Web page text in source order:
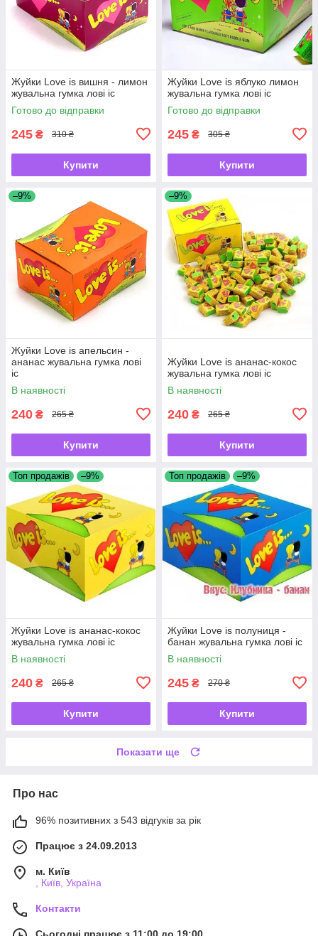
Жуйки Love is вишня - лимон
жувальна гумка лові іс
Готово до відправки
245 ₴ 310 ₴
Купити
Жуйки Love is яблуко лимон
жувальна гумка лові іс
Готово до відправки
245 ₴ 305 ₴
Купити
–9%
Жуйки Love is апельсин -
ананас жувальна гумка лові
іс
В наявності
240 ₴ 265 ₴
Купити
–9%
Жуйки Love is ананас-кокос
жувальна гумка лові іс
В наявності
240 ₴ 265 ₴
Купити
Топ продажів –9%
Жуйки Love is ананас-кокос
жувальна гумка лові іс
В наявності
240 ₴ 265 ₴
Купити
Топ продажів –9%
Жуйки Love is полуниця -
банан жувальна гумка лові іс
В наявності
245 ₴ 270 ₴
Купити
Показати ще
Про нас
96% позитивних з 543 відгуків за рік
Працює з 24.09.2013
м. Київ
, Київ, Україна
Контакти